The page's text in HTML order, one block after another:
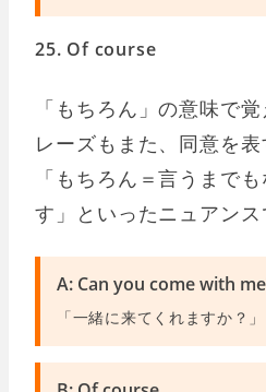
25. Of course
「もちろん」の意味で
レーズもまた、同意を表
「もちろん＝言うまで
す」といったニュアンス
A: Can you come with
「一緒に来てくれますか？」